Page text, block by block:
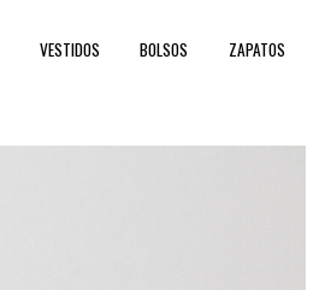
VESTIDOS BOLSOS ZAPATOS